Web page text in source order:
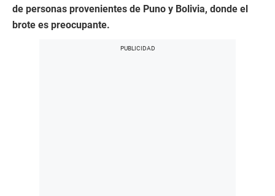
de personas provenientes de Puno y Bolivia, donde el
brote es preocupante.